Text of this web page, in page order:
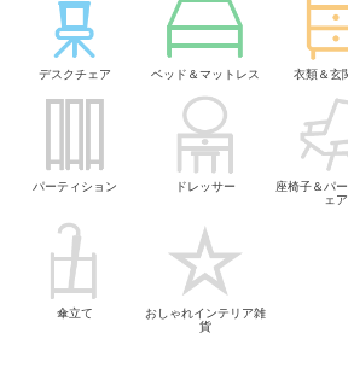
デスクチェア ベッド＆マットレス 衣類＆玄
パーティション ドレッサー
座椅子＆パ
ェア
傘立て
おしゃれインテリア雑
貨